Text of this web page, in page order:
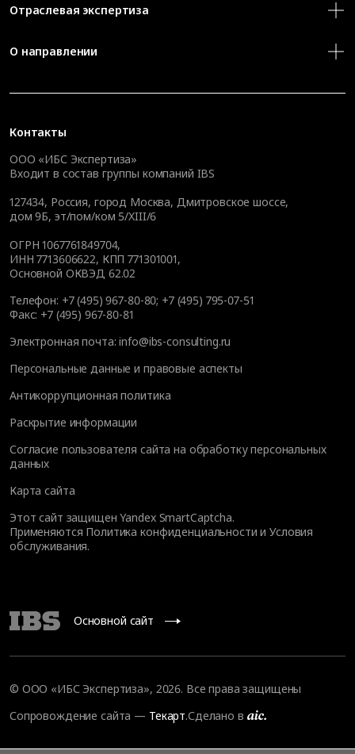
Контакты
ООО «ИБС Экспертиза»
Входит в состав группы компаний IBS
127434, Россия, город Москва, Дмитровское шоссе,
дом 9Б, эт/пом/ком 5/XIII/6
ОГРН 1067761849704,
ИНН 7713606622, КПП 771301001,
Основной ОКВЭД 62.02
Телефон: +7 (495) 967-80-80; +7 (495) 795-07-51
Факс: +7 (495) 967-80-81
Электронная почта:info@ibs-consulting.ru
Персональные данные и правовые аспекты
Антикоррупционная политика
Раскрытие информации
Согласие пользователя сайта на обработку персональных
данных
Карта сайта
Этот сайт защищен Yandex SmartCaptcha.
Применяются Политика конфиденциальности иУсловия
обслуживания.
Отраслевая экспертиза
О направлении
Основной сайт
© ООО «ИБС Экспертиза», 2026. Все права защищены
Сопровождение сайта — Текарт.Сделано в